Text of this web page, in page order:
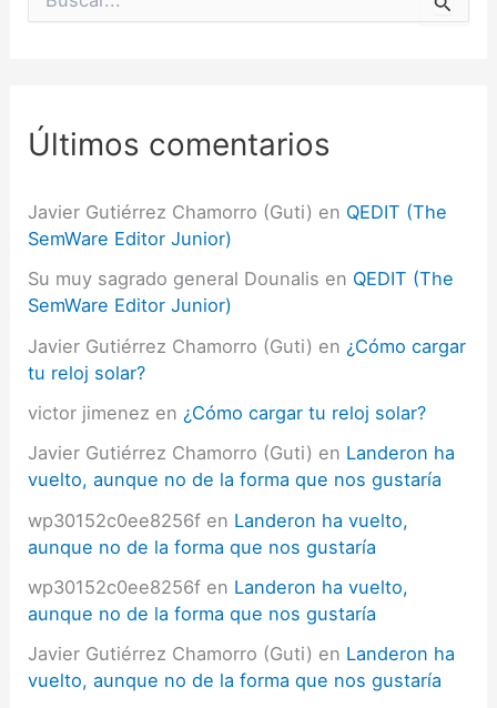
Últimos comentarios
Javier Gutiérrez Chamorro (Guti) en QEDIT (The
SemWare Editor Junior)
Su muy sagrado general Dounalis en QEDIT (The
SemWare Editor Junior)
Javier Gutiérrez Chamorro (Guti) en ¿Cómo cargar
tu reloj solar?
victor jimenez en ¿Cómo cargar tu reloj solar?
Javier Gutiérrez Chamorro (Guti) en Landeron ha
vuelto, aunque no de la forma que nos gustaría
wp30152c0ee8256f en Landeron ha vuelto,
aunque no de la forma que nos gustaría
wp30152c0ee8256f en Landeron ha vuelto,
aunque no de la forma que nos gustaría
Javier Gutiérrez Chamorro (Guti) en Landeron ha
vuelto, aunque no de la forma que nos gustaría